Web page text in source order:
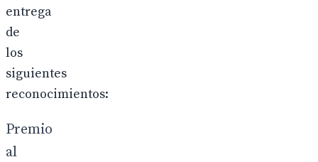
entrega
de
los
siguientes
reconocimientos:
Premio
al